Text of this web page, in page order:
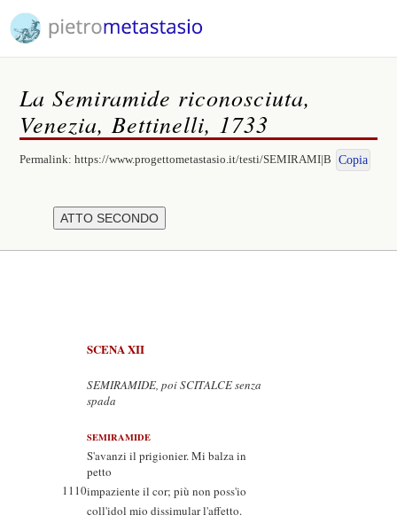
La Semiramide riconosciuta,
Venezia, Bettinelli, 1733
Permalink:https://www.progettometastasio.it/testi/SEMIRAMI|B Copia
SCENA XII
SEMIRAMIDE, poi SCITALCE senza
spada
SEMIRAMIDE
S'avanzi il prigionier. Mi balza in
petto
1110impaziente il cor; più non poss'io
coll'idol mio dissimular l'affetto.